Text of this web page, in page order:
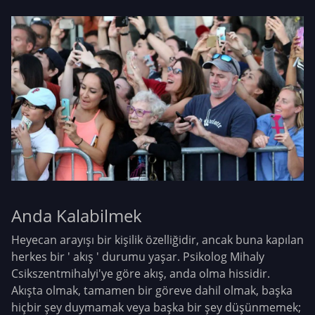
Anda Kalabilmek
Heyecan arayışı bir kişilik özelliğidir, ancak buna kapılan
herkes bir ' akış ' durumu yaşar. Psikolog Mihaly
Csikszentmihalyi'ye göre akış, anda olma hissidir.
Akışta olmak, tamamen bir göreve dahil olmak, başka
hiçbir şey duymamak veya başka bir şey düşünmemek;